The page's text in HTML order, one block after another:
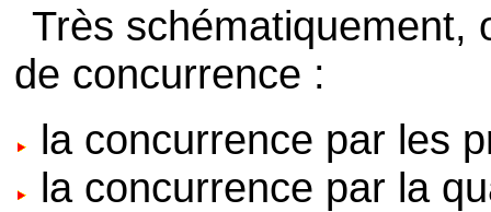
Très schématiquement,
de concurrence :
la concurrence par les
la concurrence par la